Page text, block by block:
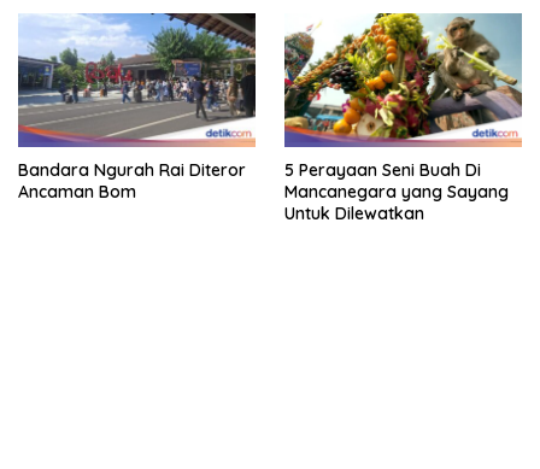
Bandara Ngurah Rai Diteror
Ancaman Bom
5 Perayaan Seni Buah Di
Mancanegara yang Sayang
Untuk Dilewatkan